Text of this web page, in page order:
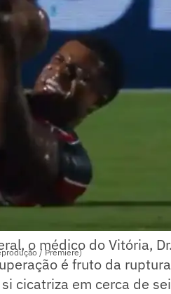
/ Premiere)
o médico do Vitória, Dr.
é fruto da
cicatriza em cerca de